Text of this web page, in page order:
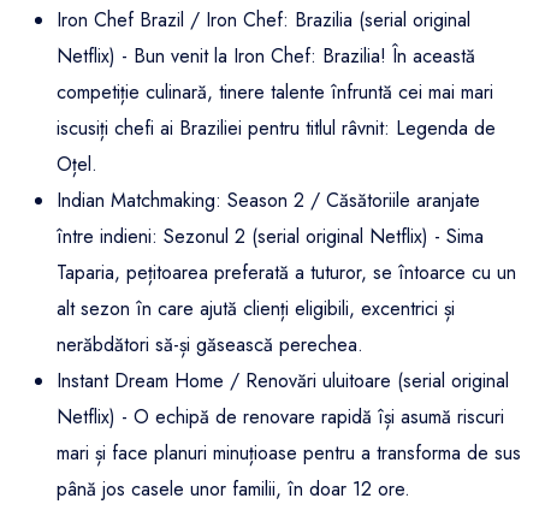
Iron Chef Brazil / Iron Chef: Brazilia (serial original
Netflix) - Bun venit la Iron Chef: Brazilia! În această
competiție culinară, tinere talente înfruntă cei mai mari
iscusiți chefi ai Braziliei pentru titlul râvnit: Legenda de
Oțel.
Indian Matchmaking: Season 2 / Căsătoriile aranjate
între indieni: Sezonul 2 (serial original Netflix) - Sima
Taparia, pețitoarea preferată a tuturor, se întoarce cu un
alt sezon în care ajută clienți eligibili, excentrici și
nerăbdători să-și găsească perechea.
Instant Dream Home / Renovări uluitoare (serial original
Netflix) - O echipă de renovare rapidă își asumă riscuri
mari și face planuri minuțioase pentru a transforma de sus
până jos casele unor familii, în doar 12 ore.